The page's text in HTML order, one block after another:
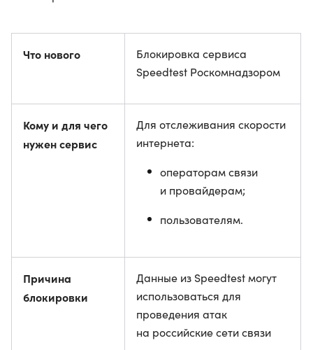
Что нового
Блокировка сервиса
Speedtest Роскомнадзором
Кому и для чего
нужен сервис
Для отслеживания скорости
интернета:
операторам связи
и провайдерам;
пользователям.
Причина
блокировки
Данные из Speedtest могут
использоваться для
проведения атак
на российские сети связи